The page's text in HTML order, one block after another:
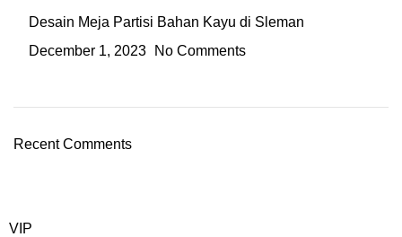
Desain Meja Partisi Bahan Kayu di Sleman
December 1, 2023
No Comments
Recent Comments
VIP